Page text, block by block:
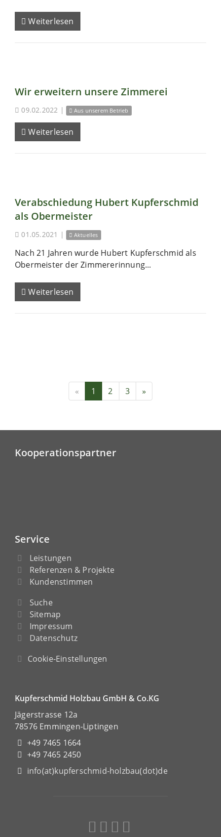
Weiterlesen
Wir erweitern unsere Zimmerei
09.02.2022 | Aus unserem Betrieb
Weiterlesen
Verabschiedung Hubert Kupferschmid
als Obermeister
01.05.2021 | Aktuelles
Nach 21 Jahren wurde Hubert Kupferschmid als
Obermeister der Zimmererinnung...
Weiterlesen
« 1 2 3 »
Kooperationspartner
Service
Leistungen
Referenzen & Projekte
Kundenstimmen
Suche
Sitemap
Impressum
Datenschutz
Cookie-Einstellungen
Kupferschmid Holzbau GmbH & Co.KG
Jägerstrasse 12a
78576 Emmingen-Liptingen
+49 7465 1664
+49 7465 2450
info(at)kupferschmid-holzbau(dot)de